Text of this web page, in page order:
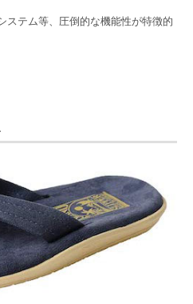
ステム等、圧倒的な機能性が特徴的